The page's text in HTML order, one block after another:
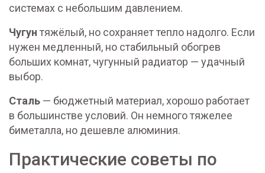
системах с небольшим давлением.
Чугун тяжёлый, но сохраняет тепло надолго. Если
нужен медленный, но стабильный обогрев
больших комнат, чугунный радиатор — удачный
выбор.
Сталь — бюджетный материал, хорошо работает
в большинстве условий. Он немного тяжелее
биметалла, но дешевле алюминия.
Практические советы по